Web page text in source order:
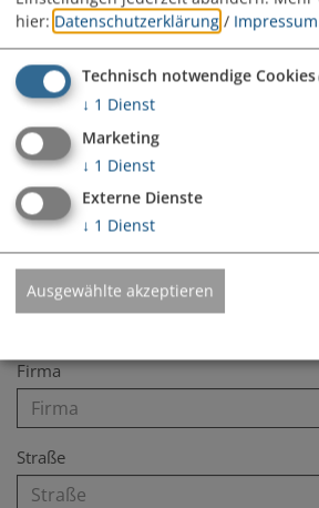
Kontaktformular:
(Zentrale: info@...)
Anrede
Vorname*
Nachname*
Firma
Straße
hier: Datenschutzerklärung / Impressum
Technisch notwendige Cookies
↓ 1 Dienst
Marketing
↓ 1 Dienst
Externe Dienste
↓ 1 Dienst
Ausgewählte akzeptieren